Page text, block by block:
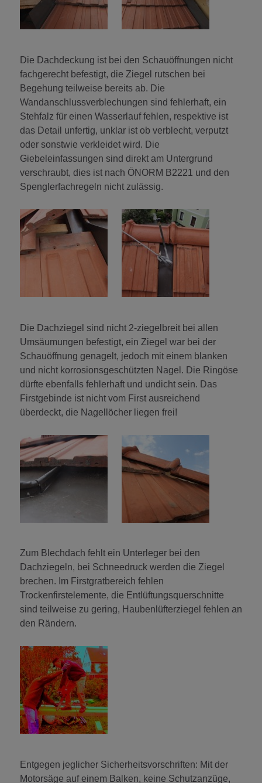
Die Dachdeckung ist bei den Schauöffnungen nicht
fachgerecht befestigt, die Ziegel rutschen bei
Begehung teilweise bereits ab. Die
Wandanschlussverblechungen sind fehlerhaft, ein
Stehfalz für einen Wasserlauf fehlen, respektive ist
das Detail unfertig, unklar ist ob verblecht, verputzt
oder sonstwie verkleidet wird. Die
Giebeleinfassungen sind direkt am Untergrund
verschraubt, dies ist nach ÖNORM B2221 und den
Spenglerfachregeln nicht zulässig.
Die Dachziegel sind nicht 2-ziegelbreit bei allen
Umsäumungen befestigt, ein Ziegel war bei der
Schauöffnung genagelt, jedoch mit einem blanken
und nicht korrosionsgeschützten Nagel. Die Ringöse
dürfte ebenfalls fehlerhaft und undicht sein. Das
Firstgebinde ist nicht vom First ausreichend
überdeckt, die Nagellöcher liegen frei!
Zum Blechdach fehlt ein Unterleger bei den
Dachziegeln, bei Schneedruck werden die Ziegel
brechen. Im Firstgratbereich fehlen
Trockenfirstelemente, die Entlüftungsquerschnitte
sind teilweise zu gering, Haubenlüfterziegel fehlen an
den Rändern.
Entgegen jeglicher Sicherheitsvorschriften: Mit der
Motorsäge auf einem Balken, keine Schutzanzüge,